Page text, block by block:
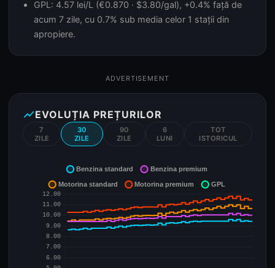
GPL: 4.57 lei/L (€0.870 · $3.80/gal), +0.4% față de
acum 7 zile, cu 0.7% sub media celor 1 stații din
apropiere.
ADVERTISEMENT
show_chartEVOLUȚIA PREȚURILOR
7
ZILE
30
ZILE
90
ZILE
6
LUNI
TOT
ISTORICUL